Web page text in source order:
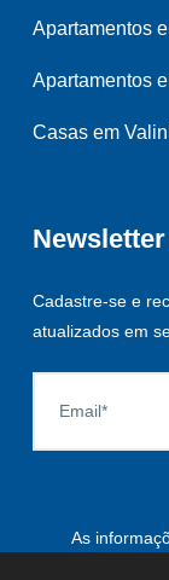
Apartamentos
Apartamentos
Casas em
Newsletter
Cadastre-se e
atualizados em
As